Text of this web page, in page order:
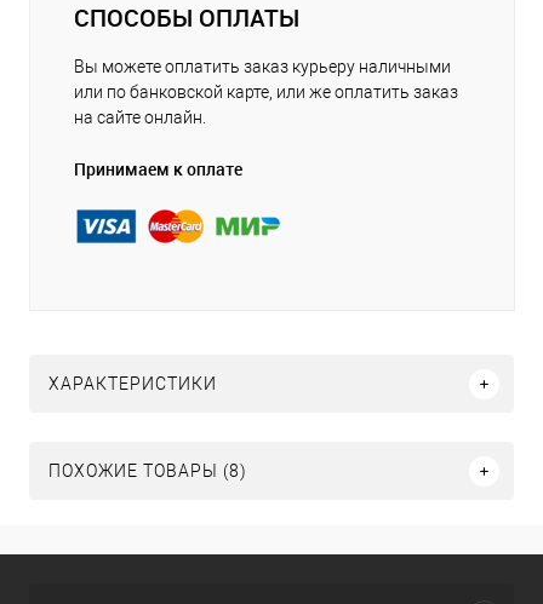
СПОСОБЫ ОПЛАТЫ
Вы можете оплатить заказ курьеру наличными
или по банковской карте, или же оплатить заказ
на сайте онлайн.
Принимаем к оплате
ХАРАКТЕРИСТИКИ
ПОХОЖИЕ ТОВАРЫ (8)